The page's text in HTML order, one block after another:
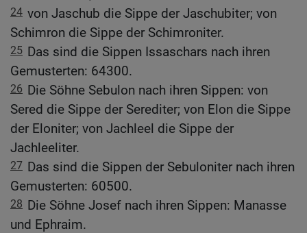
24 von Jaschub die Sippe der Jaschubiter; von
Schimron die Sippe der Schimroniter.
25 Das sind die Sippen Issaschars nach ihren
Gemusterten: 64300.
26 Die Söhne Sebulon nach ihren Sippen: von
Sered die Sippe der Serediter; von Elon die Sippe
der Eloniter; von Jachleel die Sippe der
Jachleeliter.
27 Das sind die Sippen der Sebuloniter nach ihren
Gemusterten: 60500.
28 Die Söhne Josef nach ihren Sippen: Manasse
und Ephraim.